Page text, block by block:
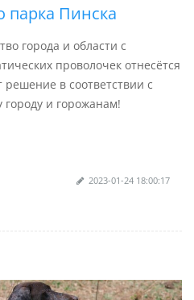
парка Пинска
города и области с
проволочек отнесётся
в соответствии с
и горожанам!
2023-01-24 18:00:17